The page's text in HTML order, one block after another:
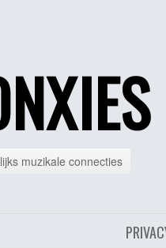
muzikale connecties